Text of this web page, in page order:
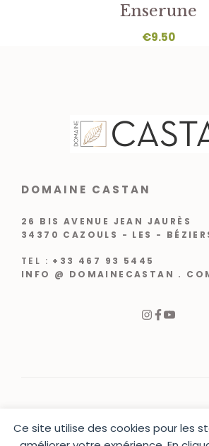
Ce site utilise des cookies pour les
Enserune
€9.50
DOMAINE CASTAN
26 BIS AVENUE JEAN JAURÈS
34370 CAZOULS - LES -
TEL : +33 467 93 5445
INFO @ DOMAINECASTAN .
CRÉATION WEB